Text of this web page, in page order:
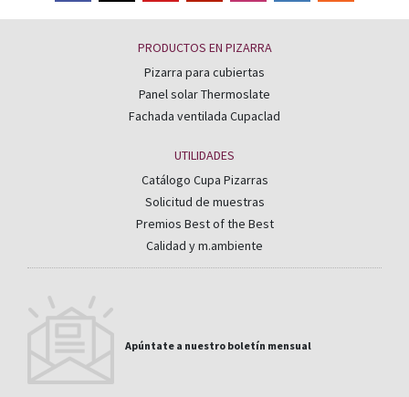
PRODUCTOS EN PIZARRA
Pizarra para cubiertas
Panel solar Thermoslate
Fachada ventilada Cupaclad
UTILIDADES
Catálogo Cupa Pizarras
Solicitud de muestras
Premios Best of the Best
Calidad y m.ambiente
Apúntate a nuestro boletín mensual